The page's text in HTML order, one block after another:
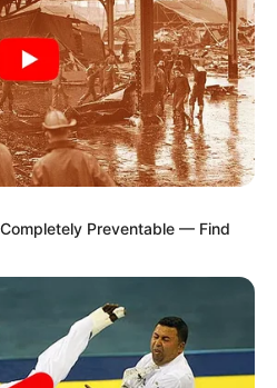
Duka i
Ekspres
Duka, ka qenë i ftuar në
Plus” , ku ka folur për
shqiptar, duke filluar nga
dhe rivaliteti i këtij
jashtë vëmendjes as
Preventable — Find